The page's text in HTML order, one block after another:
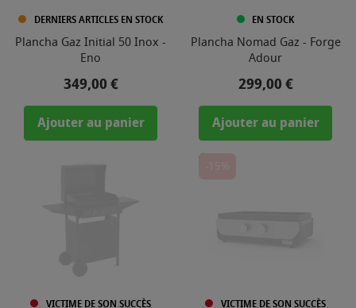
DERNIERS ARTICLES EN STOCK
Plancha Gaz Initial 50 Inox -
Eno
Prix
349,00 €
Ajouter au panier
EN STOCK
Plancha Nomad Gaz - Forge
Adour
Prix
299,00 €
Ajouter au panier
VICTIME DE SON SUCCÈS VICTIME DE SON SUCCÈS